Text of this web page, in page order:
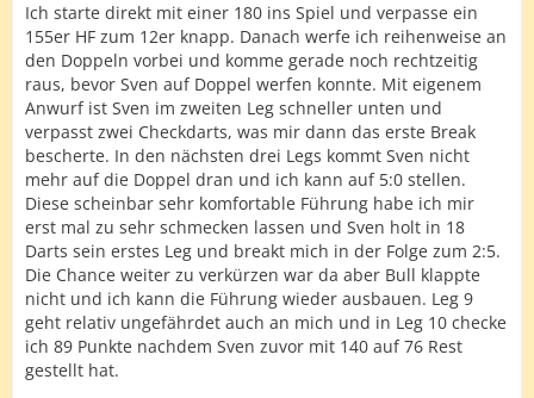
Ich starte direkt mit einer 180 ins Spiel und verpasse ein
155er HF zum 12er knapp. Danach werfe ich reihenweise an
den Doppeln vorbei und komme gerade noch rechtzeitig
raus, bevor Sven auf Doppel werfen konnte. Mit eigenem
Anwurf ist Sven im zweiten Leg schneller unten und
verpasst zwei Checkdarts, was mir dann das erste Break
bescherte. In den nächsten drei Legs kommt Sven nicht
mehr auf die Doppel dran und ich kann auf 5:0 stellen.
Diese scheinbar sehr komfortable Führung habe ich mir
erst mal zu sehr schmecken lassen und Sven holt in 18
Darts sein erstes Leg und breakt mich in der Folge zum 2:5.
Die Chance weiter zu verkürzen war da aber Bull klappte
nicht und ich kann die Führung wieder ausbauen. Leg 9
geht relativ ungefährdet auch an mich und in Leg 10 checke
ich 89 Punkte nachdem Sven zuvor mit 140 auf 76 Rest
gestellt hat.